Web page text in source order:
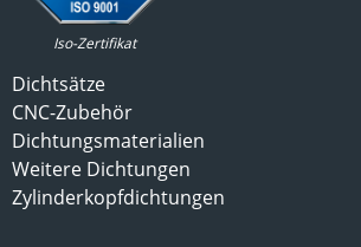
Iso-Zertifikat
Dichtsätze
CNC-Zubehör
Dichtungsmaterialien
Weitere Dichtungen
Zylinderkopfdichtungen